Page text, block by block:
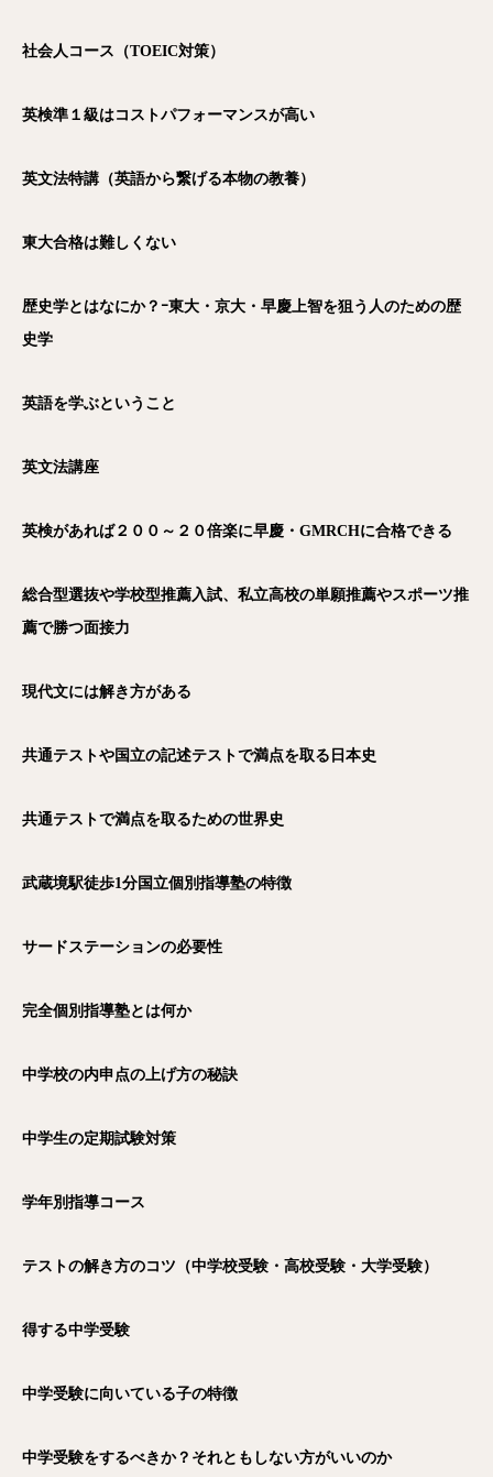
社会人コース（TOEIC対策）
英検準１級はコストパフォーマンスが高い
英文法特講（英語から繋げる本物の教養）
東大合格は難しくない
歴史学とはなにか？ｰ東大・京大・早慶上智を狙う人のための歴
史学
英語を学ぶということ
英文法講座
英検があれば２００～２０倍楽に早慶・GMRCHに合格できる
総合型選抜や学校型推薦入試、私立高校の単願推薦やスポーツ推
薦で勝つ面接力
現代文には解き方がある
共通テストや国立の記述テストで満点を取る日本史
共通テストで満点を取るための世界史
武蔵境駅徒歩1分国立個別指導塾の特徴
サードステーションの必要性
完全個別指導塾とは何か
中学校の内申点の上げ方の秘訣
中学生の定期試験対策
学年別指導コース
テストの解き方のコツ（中学校受験・高校受験・大学受験）
得する中学受験
中学受験に向いている子の特徴
中学受験をするべきか？それともしない方がいいのか